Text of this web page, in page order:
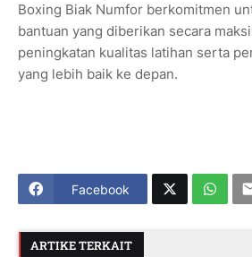
Boxing Biak Numfor berkomitmen
bantuan yang diberikan secara
peningkatan kualitas latihan serta
yang lebih baik ke depan.
Facebook
ARTIKE TERKAIT